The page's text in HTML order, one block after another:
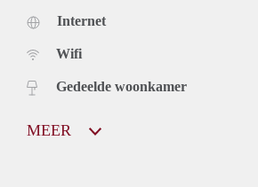
Internet
Wifi
Gedeelde woonkamer
MEER